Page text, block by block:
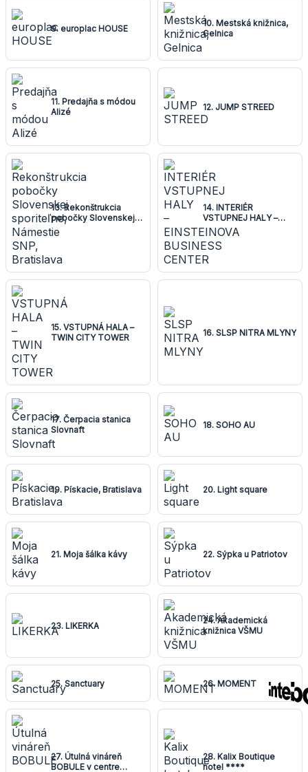
9. europlac HOUSE
10. Mestská knižnica,
Gelnica
11. Predajňa s módou
Alizé
12. JUMP STREED
13. Rekonštrukcia
pobočky Slovenskej
sporiteľne, Námestie
SNP, Bratislava
14. INTERIÉR
VSTUPNEJ HALY –
EINSTEINOVA
BUSINESS CENTER
15. VSTUPNÁ HALA –
TWIN CITY TOWER
16. SLSP NITRA MLYNY
17. Čerpacia stanica
Slovnaft
18. SOHO AU
19. Pískacie, Bratislava 20. Light square
21. Moja šálka kávy 22. Sýpka u Patriotov
23. LIKERKA
24. Akademická
knižnica VŠMU
25. Sanctuary 26. MOMENT
27. Útulná vináreň
BOBULE v centre
28. Kalix Boutique
hotel ****